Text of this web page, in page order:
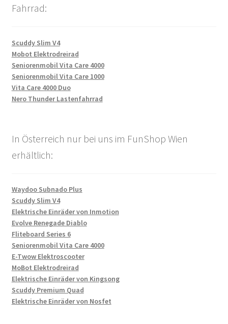
Fahrrad:
Scuddy Slim V4
Mobot Elektrodreirad
Seniorenmobil Vita Care 4000
Seniorenmobil Vita Care 1000
Vita Care 4000 Duo
Nero Thunder Lastenfahrrad
In Österreich nur bei uns im FunShop Wien
erhältlich:
Waydoo Subnado Plus
Scuddy Slim V4
Elektrische Einräder von Inmotion
Evolve Renegade Diablo
Fliteboard Series 6
Seniorenmobil Vita Care 4000
E-Twow Elektroscooter
MoBot Elektrodreirad
Elektrische Einräder von Kingsong
Scuddy Premium Quad
Elektrische Einräder von Nosfet